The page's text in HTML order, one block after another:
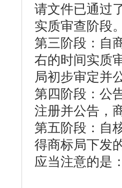
请文件已通过
实质审查阶段
第三阶段：自
右的时间实质
局初步审定并
第四阶段：公
注册并公告，
第五阶段：自
得商标局下发
应当注意的是